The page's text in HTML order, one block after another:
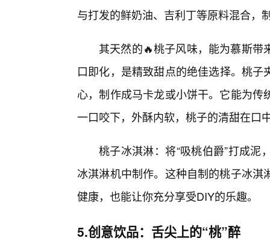
与打发的鲜奶油、吉利丁等原料混合，
其天然的🔥桃子风味，能为慕斯
口即化，是精致甜点的绝佳选择。桃子
心，制作成马卡龙或小饼干。它能为
一口咬下，外酥内软，桃子的清甜在口
桃子冰淇淋：将“吸桃伯爵”打成
冰淇淋机中制作。这种自制的桃子冰
健康，也能让你充分享受DIY的乐趣。
5.创意饮品：舌尖上的“桃”醉